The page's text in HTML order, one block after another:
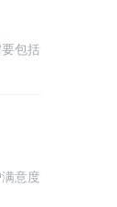
包括
面的
意度